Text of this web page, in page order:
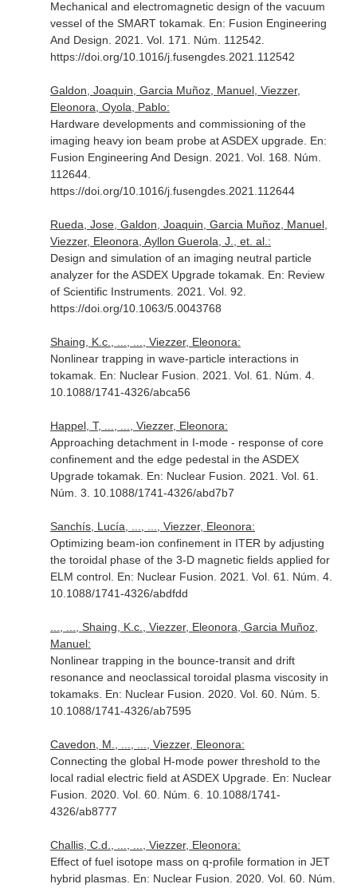
Mechanical and electromagnetic design of the vacuum
vessel of the SMART tokamak. En: Fusion Engineering
And Design . 2021. Vol. 171. Núm. 112542.
https://doi.org/10.1016/j.fusengdes.2021.112542
Galdon, Joaquin, Garcia Muñoz, Manuel, Viezzer,
Eleonora, Oyola, Pablo:
Hardware developments and commissioning of the
imaging heavy ion beam probe at ASDEX upgrade. En:
Fusion Engineering And Design . 2021. Vol. 168. Núm.
112644.
https://doi.org/10.1016/j.fusengdes.2021.112644
Rueda, Jose, Galdon, Joaquin, Garcia Muñoz, Manuel,
Viezzer, Eleonora, Ayllon Guerola, J., et. al.:
Design and simulation of an imaging neutral particle
analyzer for the ASDEX Upgrade tokamak. En: Review
of Scientific Instruments. 2021. Vol. 92.
https://doi.org/10.1063/5.0043768
Shaing, K.c., ..., ..., Viezzer, Eleonora:
Nonlinear trapping in wave-particle interactions in
tokamak. En: Nuclear Fusion . 2021. Vol. 61. Núm. 4.
10.1088/1741-4326/abca56
Happel, T, ..., ..., Viezzer, Eleonora:
Approaching detachment in I-mode - response of core
confinement and the edge pedestal in the ASDEX
Upgrade tokamak. En: Nuclear Fusion . 2021. Vol. 61.
Núm. 3. 10.1088/1741-4326/abd7b7
Sanchís, Lucía, ..., ..., Viezzer, Eleonora:
Optimizing beam-ion confinement in ITER by adjusting
the toroidal phase of the 3-D magnetic fields applied for
ELM control. En: Nuclear Fusion . 2021. Vol. 61. Núm. 4.
10.1088/1741-4326/abdfdd
..., ..., Shaing, K.c., Viezzer, Eleonora, Garcia Muñoz,
Manuel:
Nonlinear trapping in the bounce-transit and drift
resonance and neoclassical toroidal plasma viscosity in
tokamaks. En: Nuclear Fusion . 2020. Vol. 60. Núm. 5.
10.1088/1741-4326/ab7595
Cavedon, M., ..., ..., Viezzer, Eleonora:
Connecting the global H-mode power threshold to the
local radial electric field at ASDEX Upgrade. En: Nuclear
Fusion . 2020. Vol. 60. Núm. 6. 10.1088/1741-
4326/ab8777
Challis, C.d., ..., ..., Viezzer, Eleonora:
Effect of fuel isotope mass on q-profile formation in JET
hybrid plasmas. En: Nuclear Fusion . 2020. Vol. 60. Núm.